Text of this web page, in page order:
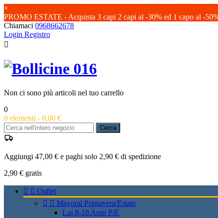
×
PROMO ESTATE - Acquista 3 capi 2 capi al -30% ed 1 capo al -
Chiamaci 0968662678
Login Registro

Non ci sono più articoli nel tuo carrello
0
0 elementi - 0,00 €
Cerca
Aggiungi 47,00 € e paghi solo 2,90 € di spedizione
2,90 € gratis
  Outlet
  Mayoral Primavera/Estate
Lui 8-18 Anni P/E